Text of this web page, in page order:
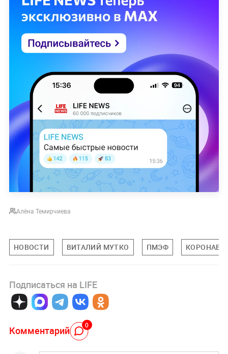
Алёна Темирчиева
НОВОСТИ ВИТАЛИЙ МУТКО ПМЭФ
Подписаться на LIFE
Комментарий 0